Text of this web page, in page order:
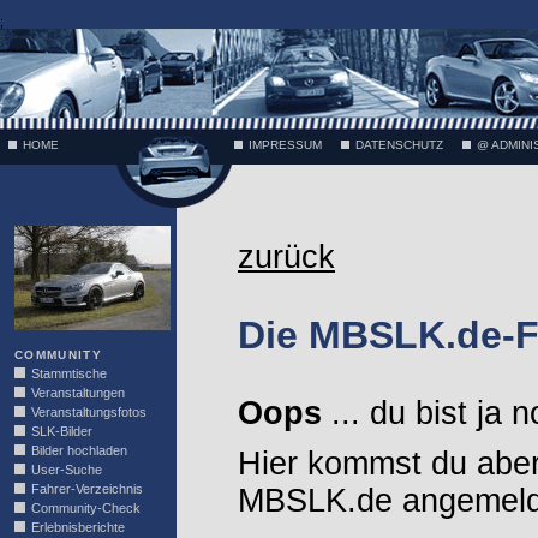
;
HOME IMPRESSUM DATENSCHUTZ @
COMMUNITY
Stammtische
Veranstaltungen
Veranstaltungsfotos
SLK-Bilder
Bilder hochladen
User-Suche
Fahrer-Verzeichnis
Community-Check
Erlebnisberichte
zurück
Die MBSLK.de-
Oops ... du bist ja
Hier kommst du
MBSLK.de